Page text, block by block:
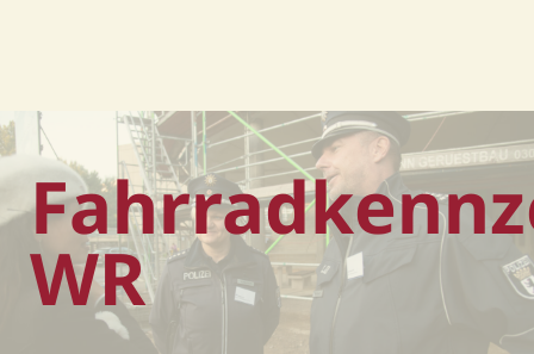
WR